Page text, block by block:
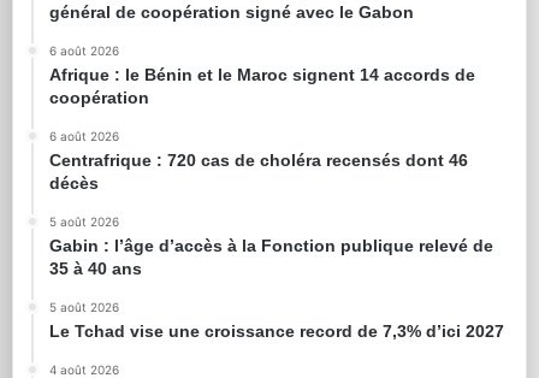
général de coopération signé avec le Gabon
6 août 2026
Afrique : le Bénin et le Maroc signent 14 accords de
coopération
6 août 2026
Centrafrique : 720 cas de choléra recensés dont 46
décès
5 août 2026
Gabin : l’âge d’accès à la Fonction publique relevé de
35 à 40 ans
5 août 2026
Le Tchad vise une croissance record de 7,3% d’ici 2027
4 août 2026